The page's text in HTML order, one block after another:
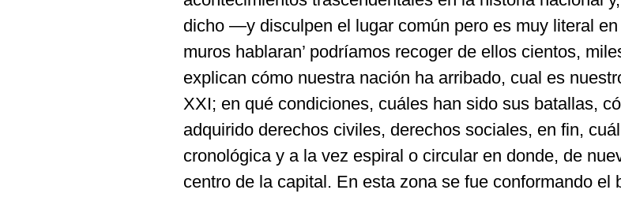
dicho —y disculpen el lugar común pero es muy literal
muros hablaran’ podríamos recoger de ellos cientos,
explican cómo nuestra nación ha arribado, cual es
XXI; en qué condiciones, cuáles han sido sus batallas,
adquirido derechos civiles, derechos sociales, en fin,
cronológica y a la vez espiral o circular en donde, de
centro de la capital. En esta zona se fue conformando el